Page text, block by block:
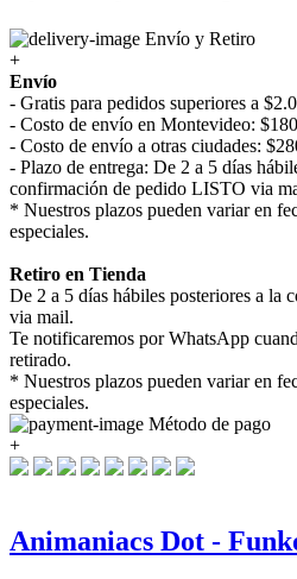
Envío y Retiro
+
Envío
- Gratis para pedidos superiores a
- Costo de envío en Montevideo:
- Costo de envío a otras ciudades:
- Plazo de entrega: De 2 a 5 días
confirmación de pedido LISTO via
* Nuestros plazos pueden variar en
especiales.
Retiro en Tienda
De 2 a 5 días hábiles posteriores a la
via mail.
Te notificaremos por WhatsApp
retirado.
* Nuestros plazos pueden variar en
especiales.
Método de pago
+
Animaniacs Dot -